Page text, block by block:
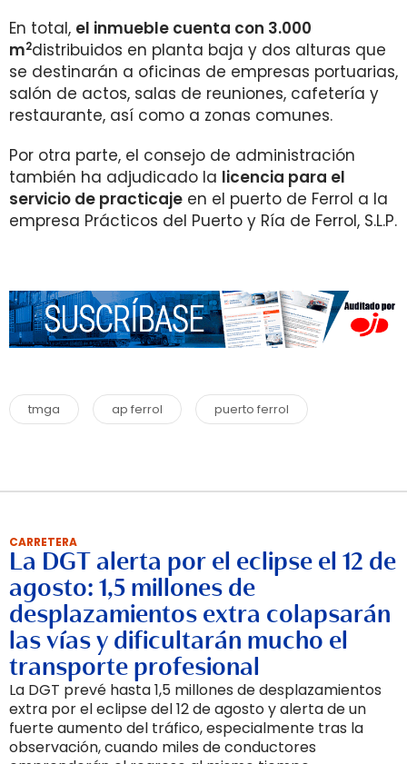
En total, el inmueble cuenta con 3.000
m2distribuidos en planta baja y dos alturas que
se destinarán a oficinas de empresas portuarias,
salón de actos, salas de reuniones, cafetería y
restaurante, así como a zonas comunes.
Por otra parte, el consejo de administración
también ha adjudicado la licencia para el
servicio de practicaje en el puerto de Ferrol a la
empresa Prácticos del Puerto y Ría de Ferrol, S.L.P.
tmga ap ferrol puerto ferrol
CARRETERA
La DGT alerta por el eclipse el 12 de
agosto: 1,5 millones de
desplazamientos extra colapsarán
las vías y dificultarán mucho el
transporte profesional
La DGT prevé hasta 1,5 millones de desplazamientos
extra por el eclipse del 12 de agosto y alerta de un
fuerte aumento del tráfico, especialmente tras la
observación, cuando miles de conductores